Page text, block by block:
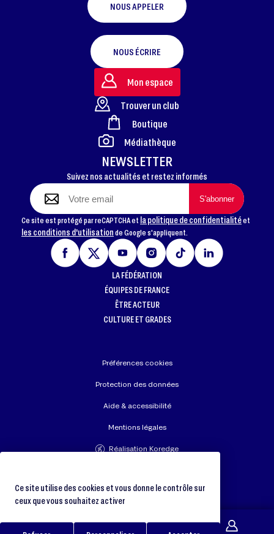
FOOTER
NOUS APPELER
NOUS ÉCRIRE
NEWSLETTER
Suivez nos actualités et restez informés
Ce site est protégé par reCAPTCHA et la politique de confidentialitéet
les conditions d'utilisationde Google s'appliquent.
Mon espace
Trouver un club
Boutique
Médiathèque
LA FÉDÉRATION
ÉQUIPES DE FRANCE
ÊTRE ACTEUR
CULTURE ET GRADES
Préférences cookies
Protection des données
Aide & accessibilité
Mentions légales
Réalisation Koredge
Ce site utilise des cookies et vous donne le contrôle sur
ceux que vous souhaitez activer